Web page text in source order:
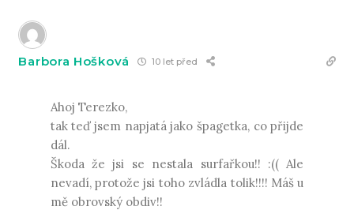
Barbora Hošková 10 let před
Ahoj Terezko,
tak teď jsem napjatá jako špagetka, co přijde
dál.
Škoda že jsi se nestala surfařkou!! :(( Ale
nevadí, protože jsi toho zvládla tolik!!!! Máš u
mě obrovský obdiv!!